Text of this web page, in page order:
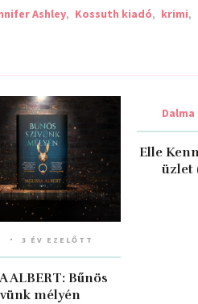
Ashley, Kossuth kiadó, krimi,
3 ÉV EZELŐTT
ALBERT: Bűnös
mélyén
Dalma
Elle
üzlet